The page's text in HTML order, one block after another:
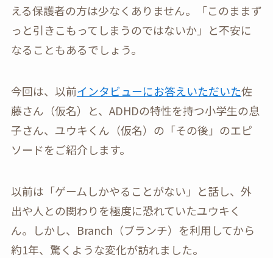
える保護者の方は少なくありません。「このままず
っと引きこもってしまうのではないか」と不安に
なることもあるでしょう。
今回は、以前インタビューにお答えいただいた佐
藤さん（仮名）と、ADHDの特性を持つ小学生の息
子さん、ユウキくん（仮名）の「その後」のエピ
ソードをご紹介します。
以前は「ゲームしかやることがない」と話し、外
出や人との関わりを極度に恐れていたユウキく
ん。しかし、Branch（ブランチ）を利用してから
約1年、驚くような変化が訪れました。